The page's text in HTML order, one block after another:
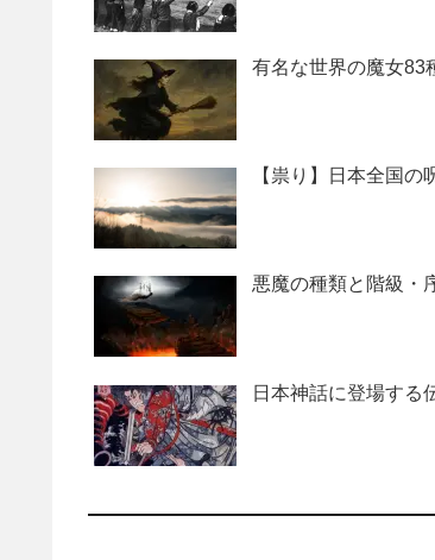
有名な世界の魔女83
【祟り】日本全国
悪魔の種類と階級・
日本神話に登場する